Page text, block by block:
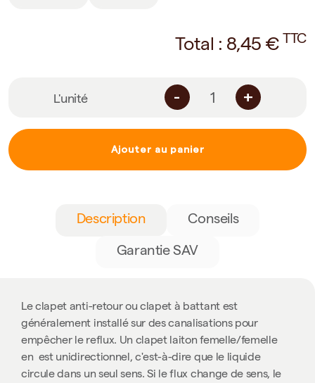
Total : 8,45 € TTC
L'unité - +
Ajouter au panier
Description Conseils
Garantie SAV
Le clapet anti-retour ou clapet à battant est
généralement installé sur des canalisations pour
empêcher le reflux. Un clapet laiton femelle/femelle
en est unidirectionnel, c'est-à-dire que le liquide
circule dans un seul sens. Si le flux change de sens, le